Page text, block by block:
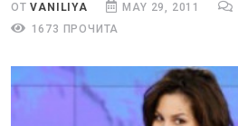
ОТVANILIYA MAY 29, 2011
1673 ПРОЧИТА